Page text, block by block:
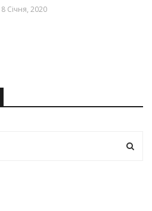
8 Січня, 2020